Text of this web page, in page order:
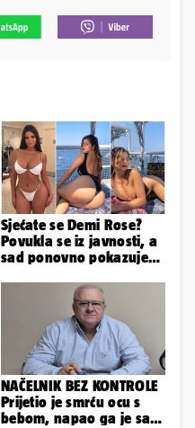
Sjećate se Demi Rose?
Povukla se iz javnosti, a
sad ponovno pokazuje
NAČELNIK BEZ KONTROLE
Prijetio je smrću ocu s
bebom, napao ga je sa